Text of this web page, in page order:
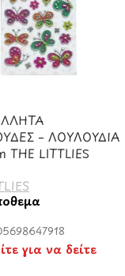
– ΛΟΥΛΟΥΔΙΑ
THE LITTLIES
για να δείτε